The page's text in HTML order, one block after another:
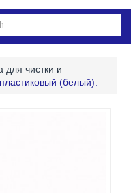
для чистки и
(белый).